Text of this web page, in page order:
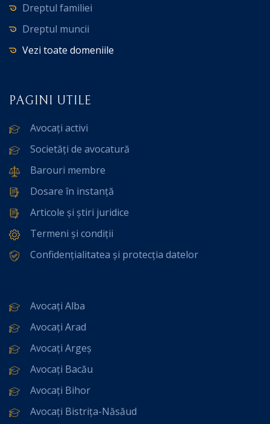
Dreptul familiei
Dreptul muncii
Vezi toate domeniile
PAGINI UTILE
Avocați activi
Societăți de avocatură
Barouri membre
Dosare în instanță
Articole și știri juridice
Termeni și condiții
Confidențialitatea și protecția datelor
Avocați Alba
Avocați Arad
Avocați Argeș
Avocați Bacău
Avocați Bihor
Avocați Bistrița-Năsăud